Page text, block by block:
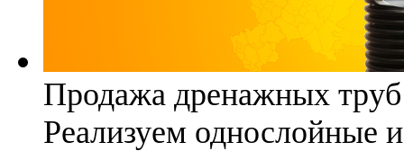
Продажа дренажных труб
Реализуем однослойные